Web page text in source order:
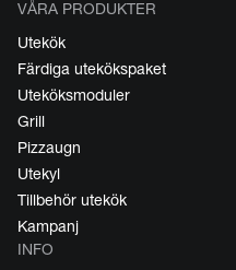
VÅRA PRODUKTER
Utekök
Färdiga utekökspaket
Uteköksmoduler
Grill
Pizzaugn
Utekyl
Tillbehör utekök
Kampanj
INFO